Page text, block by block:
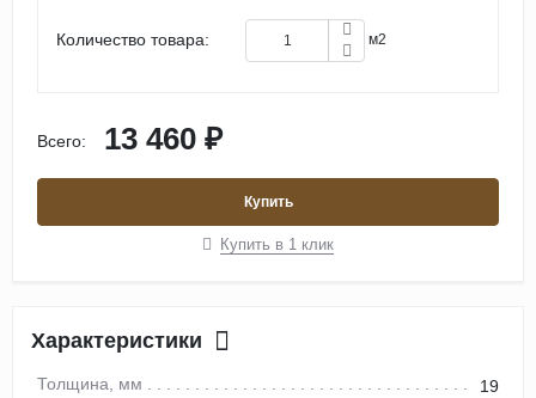
Количество товара: м2
Всего: 13 460 ₽
Купить
Купить в 1 клик
Характеристики
Толщина, мм
19